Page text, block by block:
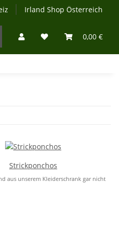
Irland Shop Österreich
0,00 €
Strickponchos
aus unserem Kleiderschrank gar nicht